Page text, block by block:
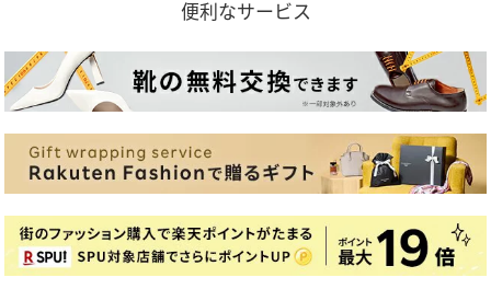
便利なサービス